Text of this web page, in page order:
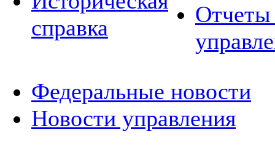
справка
Отчеты
Федеральные новости
Новости управления